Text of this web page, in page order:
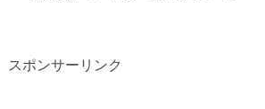
スポンサーリンク